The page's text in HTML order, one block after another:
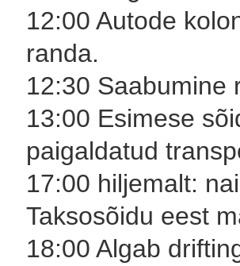
12:00 Autode
randa.
12:30 Saabumine
13:00 Esimese
paigaldatud
17:00 hiljemalt:
Taksosõidu eest
18:00 Algab